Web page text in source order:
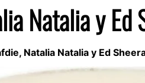
Natalia y
Natalia Natalia y Ed